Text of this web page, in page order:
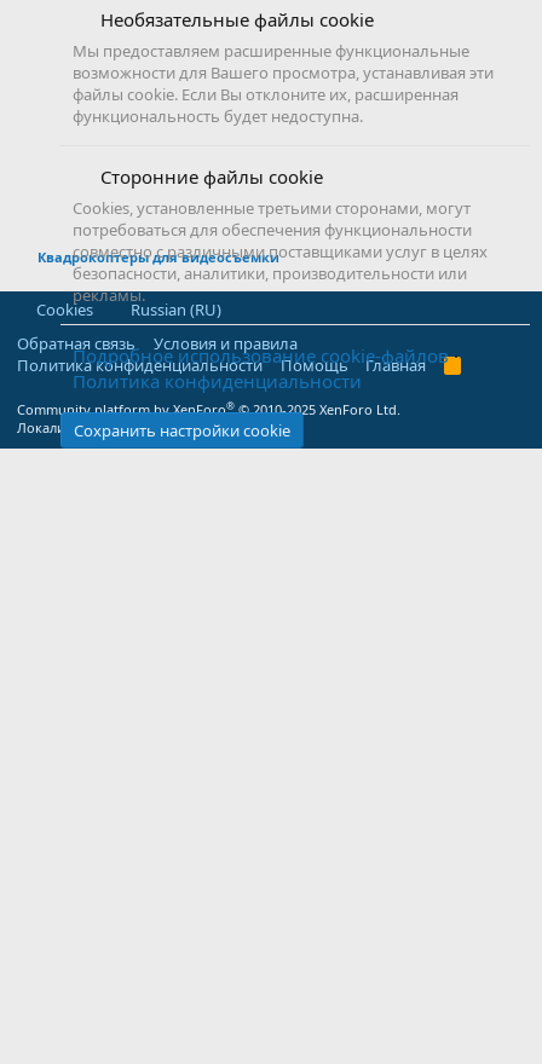
Квадрокоптеры для видеосъемки
Cookies
Russian (RU)
Обратная связь
Условия и правила
Политика конфиденциальности
Помощь Главная
R
Community platform by XenForo® © 2010-2025 XenForo Ltd.
Локализация отXenForo.Info
Необязательные файлы cookie
Мы предоставляем расширенные функциональные
возможности для Вашего просмотра, устанавливая эти
файлы cookie. Если Вы отклоните их, расширенная
функциональность будет недоступна.
Сторонние файлы cookie
Cookies, установленные третьими сторонами, могут
потребоваться для обеспечения функциональности
совместно с различными поставщиками услуг в целях
безопасности, аналитики, производительности или
рекламы.
Подробное использование cookie-файлов
Политика конфиденциальности
Сохранить настройки cookie